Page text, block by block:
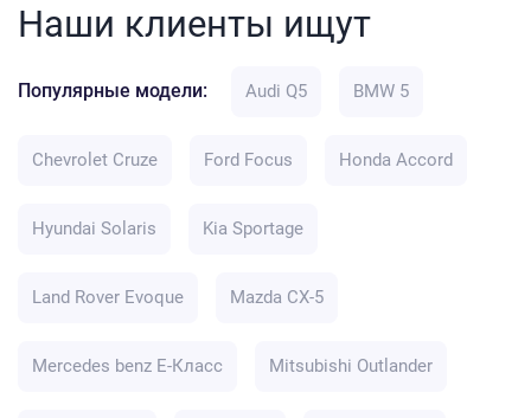
Наши клиенты ищут
Популярные модели: Audi Q5 BMW 5
Chevrolet Cruze Ford Focus Honda Accord
Hyundai Solaris Kia Sportage
Land Rover Evoque Mazda CX-5
Mercedes benz E-Класс Mitsubishi Outlander